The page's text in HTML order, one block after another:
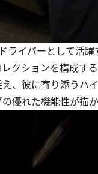
ライバーとして活
クションを構成す
、彼に寄り添う
優れた機能性が描か